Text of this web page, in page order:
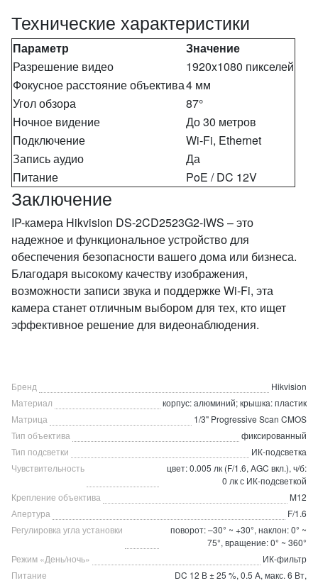
Технические характеристики
Параметр
Значение
Разрешение видео
1920x1080 пикселей
Фокусное расстояние объектива4 мм
Угол обзора
87°
Ночное видение
До 30 метров
Подключение
Wi-Fi, Ethernet
Запись аудио
Да
Питание
PoE / DC 12V
Заключение
IP-камера Hikvision DS-2CD2523G2-IWS – это
надежное и функциональное устройство для
обеспечения безопасности вашего дома или бизнеса.
Благодаря высокому качеству изображения,
возможности записи звука и поддержке Wi-Fi, эта
камера станет отличным выбором для тех, кто ищет
эффективное решение для видеонаблюдения.
Бренд
Hikvision
Материал
корпус: алюминий; крышка: пластик
Матрица
1/3" Progressive Scan CMOS
Тип объектива
фиксированный
Тип подсветки
ИК-подсветка
Чувствительность
цвет: 0.005 лк (F/1.6, AGC вкл.), ч/б:
0 лк с ИК-подсветкой
Крепление объектива
M12
Апертура
F/1.6
Регулировка угла установки
поворот: –30° ~ +30°, наклон: 0° ~
75°, вращение: 0° ~ 360°
Режим «День/ночь»
ИК-фильтр
Питание
DC 12 В ± 25 %, 0.5 A, макс. 6 Вт,